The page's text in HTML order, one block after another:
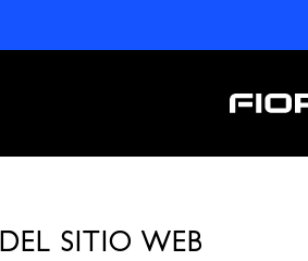
SITIO WEB